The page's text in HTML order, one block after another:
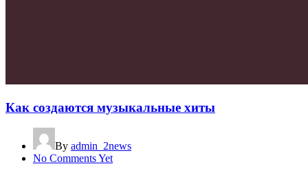
Как создаются музыкальные хиты
By admin_2news
No Comments Yet